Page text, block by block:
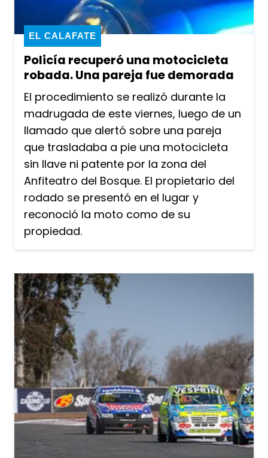
Policía recuperó una motocicleta
robada. Una pareja fue demorada
EL CALAFATE
El procedimiento se realizó durante la
madrugada de este viernes, luego de un
llamado que alertó sobre una pareja
que trasladaba a pie una motocicleta
sin llave ni patente por la zona del
Anfiteatro del Bosque. El propietario del
rodado se presentó en el lugar y
reconoció la moto como de su
propiedad.